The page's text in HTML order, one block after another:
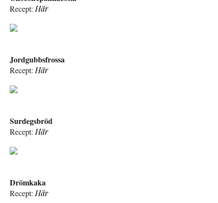
Recept: Här
Jordgubbsfrossa
Recept: Här
Surdegsbröd
Recept: Här
Drömkaka
Recept: Här